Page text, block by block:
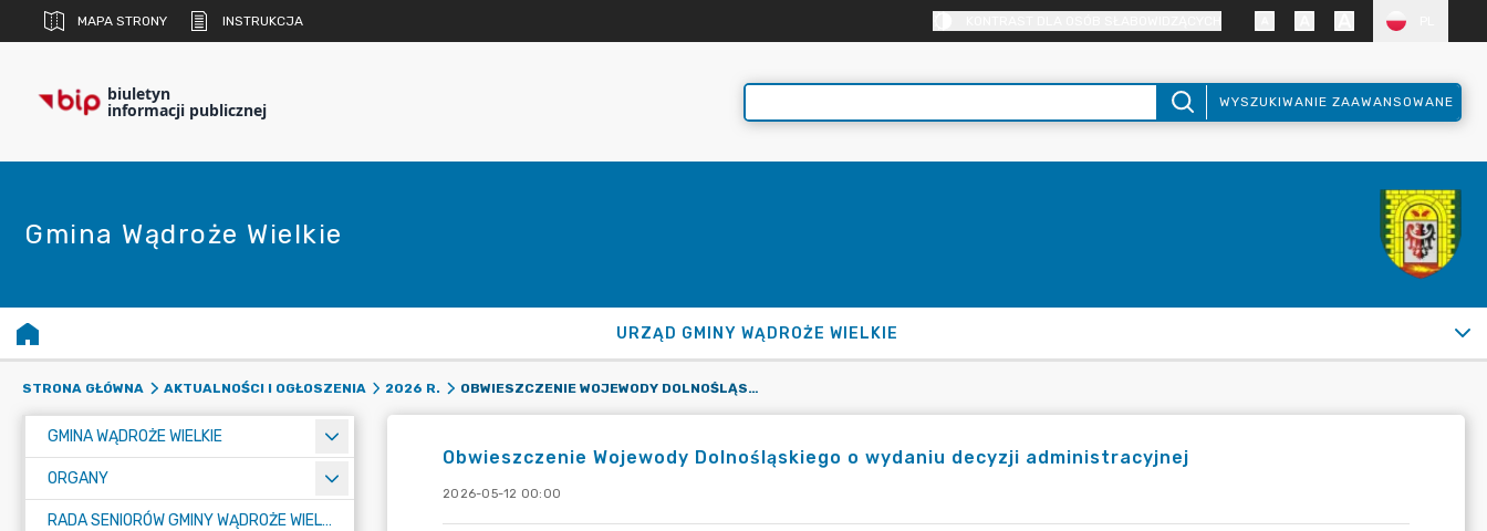
MAPA STRONY INSTRUKCJA
biuletyn
informacji publicznej WYSZUKIWANIE ZAAWANSOWANE
Gmina Wądroże Wielkie
URZĄD GMINY WĄDROŻE WIELKIE
STRONA GŁÓWNA AKTUALNOŚCI I OGŁOSZENIA 2026 R. OBWIESZCZENIE WOJEWODY DOLNOŚLĄSKIEGO O WYDANIU DECYZJI ADMINISTRACYJNEJ
GMINA WĄDROŻE WIELKIE
ORGANY
RADA SENIORÓW GMINY WĄDROŻE WIELKIE
Obwieszczenie Wojewody Dolnośląskiego o wydaniu decyzji administracyjnej
2026-05-12 00:00